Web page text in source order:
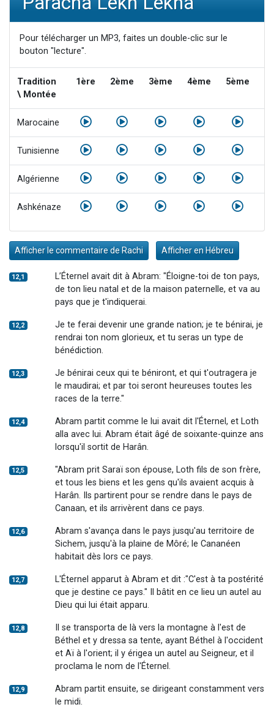
3 personnes viennent de faire un don pour Événements Torah-Box
2 personnes viennent de nous rejoindre sur WhatsApp
Pour télécharger un MP3, faites un double-clic sur le
bouton "lecture".
Tradition
\ Montée
1ère 2ème 3ème 4ème 5ème
Marocaine
Tunisienne
Algérienne
Ashkénaze
Afficher le commentaire de Rachi Afficher en Hébreu
12,1
L’Éternel avait dit à Abram: "Éloigne-toi de ton pays,
de ton lieu natal et de la maison paternelle, et va au
pays que je t'indiquerai.
12,2
Je te ferai devenir une grande nation; je te bénirai, je
rendrai ton nom glorieux, et tu seras un type de
bénédiction.
12,3
Je bénirai ceux qui te béniront, et qui t'outragera je
le maudirai; et par toi seront heureuses toutes les
races de la terre."
12,4
Abram partit comme le lui avait dit l'Éternel, et Loth
alla avec lui. Abram était âgé de soixante-quinze ans
lorsqu'il sortit de Harân.
12,5
"Abram prit Saraï son épouse, Loth fils de son frère,
et tous les biens et les gens qu'ils avaient acquis à
Harân. Ils partirent pour se rendre dans le pays de
Canaan, et ils arrivèrent dans ce pays.
12,6
Abram s'avança dans le pays jusqu'au territoire de
Sichem, jusqu'à la plaine de Môré; le Cananéen
habitait dès lors ce pays.
12,7
L'Éternel apparut à Abram et dit :"C'est à ta postérité
que je destine ce pays." Il bâtit en ce lieu un autel au
Dieu qui lui était apparu.
12,8
Il se transporta de là vers la montagne à l'est de
Béthel et y dressa sa tente, ayant Béthel à l'occident
et Aï à l'orient; il y érigea un autel au Seigneur, et il
proclama le nom de l'Éternel.
12,9
Abram partit ensuite, se dirigeant constamment vers
le midi.